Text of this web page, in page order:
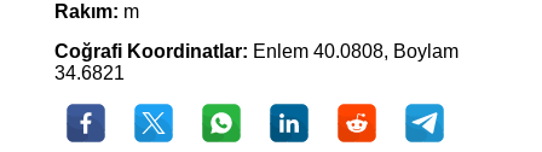
Rakım: m
Coğrafi Koordinatlar: Enlem 40.0808, Boylam
34.6821